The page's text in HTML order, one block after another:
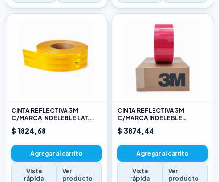
CINTA REFLECTIVA 3M
C/MARCA INDELEBLE LAT.
$ 1824,68
Agregar al carrito
Vista
rápida
Ver
producto
CINTA REFLECTIVA 3M
C/MARCA INDELEBLE
TRASERA BLANCA Y ROJO X
METRO
$ 3874,44
Agregar al carrito
Vista
rápida
Ver
producto